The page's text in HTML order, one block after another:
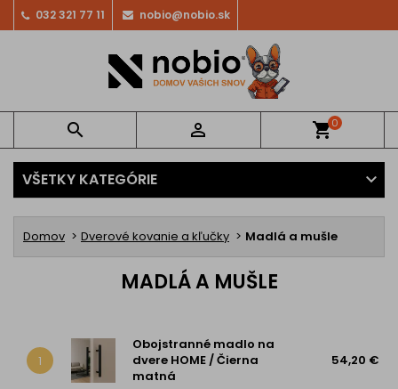
032 321 77 11 nobio@nobio.sk
  shopping_cart0
VŠETKY KATEGÓRIE
Domov Dverové kovanie a kľučky Madlá a mušle
MADLÁ A MUŠLE
1
Obojstranné madlo na
dvere HOME / Čierna
matná
54,20 €